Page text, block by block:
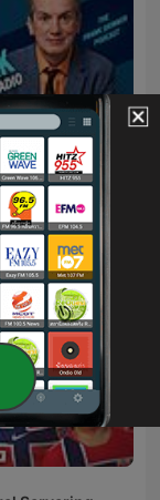
The Radio: The
Podcast